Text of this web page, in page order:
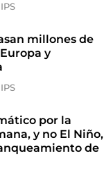
millones de
y
por la
y no El Niño,
de